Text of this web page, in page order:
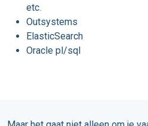
etc.
Outsystems
ElasticSearch
Oracle pl/sql